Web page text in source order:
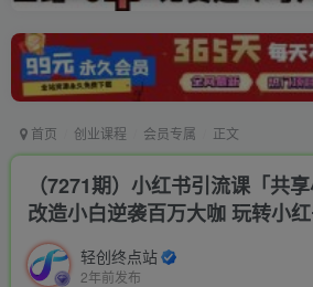
首页 创业课程 会员专属 正文
（7271期）小红书引流课「共
改造小白逆袭百万大咖 玩转小红
轻创终点站
2年前发布